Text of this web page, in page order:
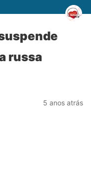
russa
5 anos atrás